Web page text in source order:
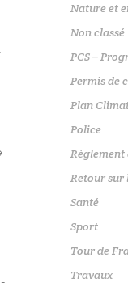
Nature et
Non classé
PCS –
Permis de
Plan
Police
Retour sur
Santé
Sport
Tour de
Travaux